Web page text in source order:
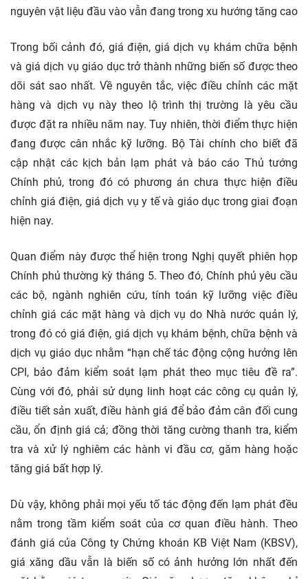
nguyên vật liệu đầu vào vẫn đang trong xu hướng tăng cao
Trong bối cảnh đó, giá điện, giá dịch vụ khám chữa bệnh
và giá dịch vụ giáo dục trở thành những biến số được theo
dõi sát sao nhất. Về nguyên tắc, việc điều chỉnh các mặt
hàng và dịch vụ này theo lộ trình thị trường là yêu cầu
được đặt ra nhiều năm nay. Tuy nhiên, thời điểm thực hiện
đang được cân nhắc kỹ lưỡng. Bộ Tài chính cho biết đã
cập nhật các kịch bản lạm phát và báo cáo Thủ tướng
Chính phủ, trong đó có phương án chưa thực hiện điều
chỉnh giá điện, giá dịch vụ y tế và giáo dục trong giai đoạn
hiện nay.
Quan điểm này được thể hiện trong Nghị quyết phiên họp
Chính phủ thường kỳ tháng 5. Theo đó, Chính phủ yêu cầu
các bộ, ngành nghiên cứu, tính toán kỹ lưỡng việc điều
chỉnh giá các mặt hàng và dịch vụ do Nhà nước quản lý,
trong đó có giá điện, giá dịch vụ khám bệnh, chữa bệnh và
dịch vụ giáo dục nhằm “hạn chế tác động cộng hưởng lên
CPI, bảo đảm kiểm soát lạm phát theo mục tiêu đề ra”.
Cùng với đó, phải sử dụng linh hoạt các công cụ quản lý,
điều tiết sản xuất, điều hành giá để bảo đảm cân đối cung
cầu, ổn định giá cả; đồng thời tăng cường thanh tra, kiểm
tra và xử lý nghiêm các hành vi đầu cơ, găm hàng hoặc
tăng giá bất hợp lý.
Dù vậy, không phải mọi yếu tố tác động đến lạm phát đều
nằm trong tầm kiểm soát của cơ quan điều hành. Theo
đánh giá của Công ty Chứng khoán KB Việt Nam (KBSV),
giá xăng dầu vẫn là biến số có ảnh hưởng lớn nhất đến